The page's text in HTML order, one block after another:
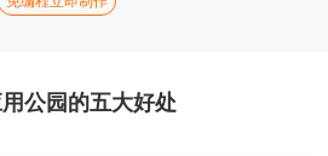
公园的五大好处